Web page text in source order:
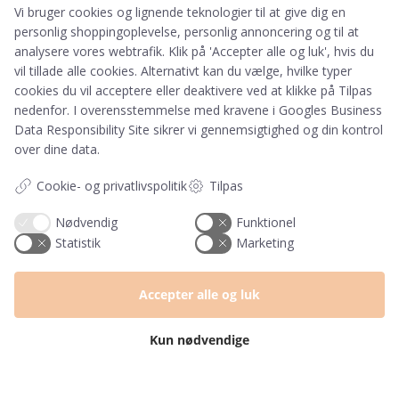
Telefon & mail besvares I tidsrummet:
Mandag – Fredag: 10.00 – 15.00
kundeservice@prikogstreg.dk
Information
Handelsbetingelser og FAQ
Om os
Blog
Kategorier
Vi bruger cookies og lignende teknologier til at give dig en
personlig shoppingoplevelse, personlig annoncering og til at
analysere vores webtrafik. Klik på 'Accepter alle og luk', hvis du
vil tillade alle cookies. Alternativt kan du vælge, hvilke typer
cookies du vil acceptere eller deaktivere ved at klikke på Tilpas
nedenfor. I overensstemmelse med kravene i Googles Business
Data Responsibility Site sikrer vi gennemsigtighed og din kontrol
over dine data.
Cookie- og privatlivspolitik Tilpas
Nødvendig
Funktionel
Statistik
Marketing
Kun nødvendige
Accepter alle og luk